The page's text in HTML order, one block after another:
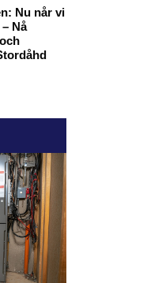
Nu når vi
Nå